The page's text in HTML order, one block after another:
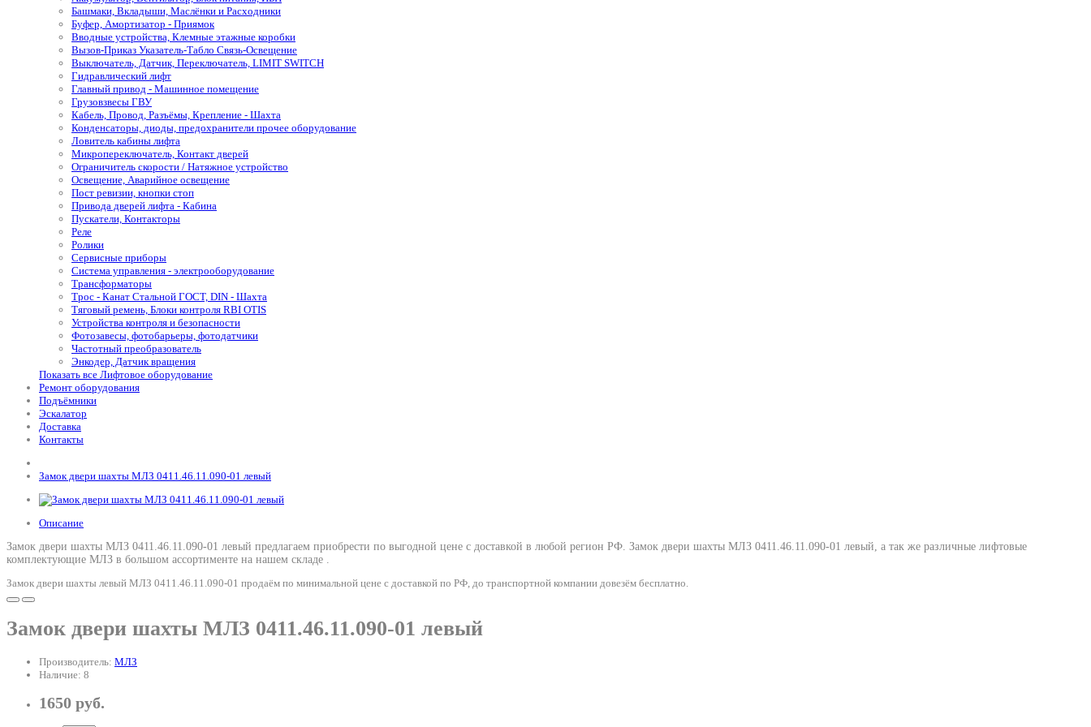
Башмаки, Вкладыши, Маслёнки и Расходники
Буфер, Амортизатор - Приямок
Вводные устройства, Клемные этажные коробки
Вызов-Приказ Указатель-Табло Связь-Освещение
Выключатель, Датчик, Переключатель, LIMIT SWITCH
Гидравлический лифт
Главный привод - Машинное помещение
Грузовзвесы ГВУ
Кабель, Провод, Разъёмы, Крепление - Шахта
Конденсаторы, диоды, предохранители прочее оборудование
Ловитель кабины лифта
Микропереключатель, Контакт дверей
Ограничитель скорости / Натяжное устройство
Освещение, Аварийное освещение
Пост ревизии, кнопки стоп
Привода дверей лифта - Кабина
Пускатели, Контакторы
Реле
Ролики
Сервисные приборы
Система управления - электрооборудование
Трансформаторы
Трос - Канат Стальной ГОСТ, DIN - Шахта
Тяговый ремень, Блоки контроля RBI OTIS
Устройства контроля и безопасности
Фотозавесы, фотобарьеры, фотодатчики
Частотный преобразователь
Энкодер, Датчик вращения
Показать все Лифтовое оборудование
Ремонт оборудования
Подъёмники
Эскалатор
Доставка
Контакты
Замок двери шахты МЛЗ 0411.46.11.090-01 левый
Описание
Замок двери шахты МЛЗ 0411.46.11.090-01 левый предлагаем приобрести по выгодной цене с доставкой в любой регион РФ. Замок двери шахты МЛЗ 0411.46.11.090-01 левый, а так же различные лифтовые
комплектующие МЛЗ в большом ассортименте на нашем складе .
Замок двери шахты левый МЛЗ 0411.46.11.090-01 продаём по минимальной цене с доставкой по РФ, до транспортной компании довезём бесплатно.
Замок двери шахты МЛЗ 0411.46.11.090-01 левый
Производитель: МЛЗ
Наличие: 8
1650 руб.